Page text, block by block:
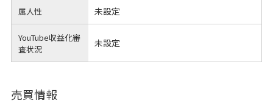
属人性 未設定
YouTube収益化審
査状況
未設定
売買情報